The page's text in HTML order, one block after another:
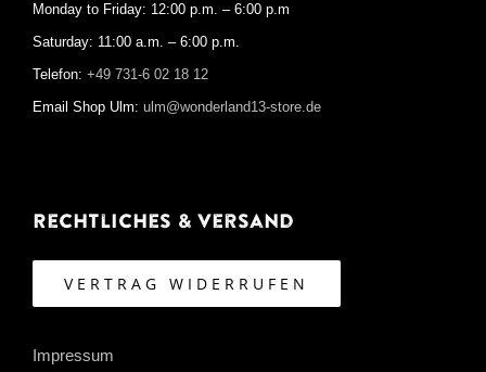
Monday to Friday: 12:00 p.m. – 6:00 p.m
Saturday: 11:00 a.m. – 6:00 p.m.
Telefon: +49 731-6 02 18 12
Email Shop Ulm: ulm@wonderland13-store.de
Rechtliches & Versand
VERTRAG WIDERRUFEN
Impressum